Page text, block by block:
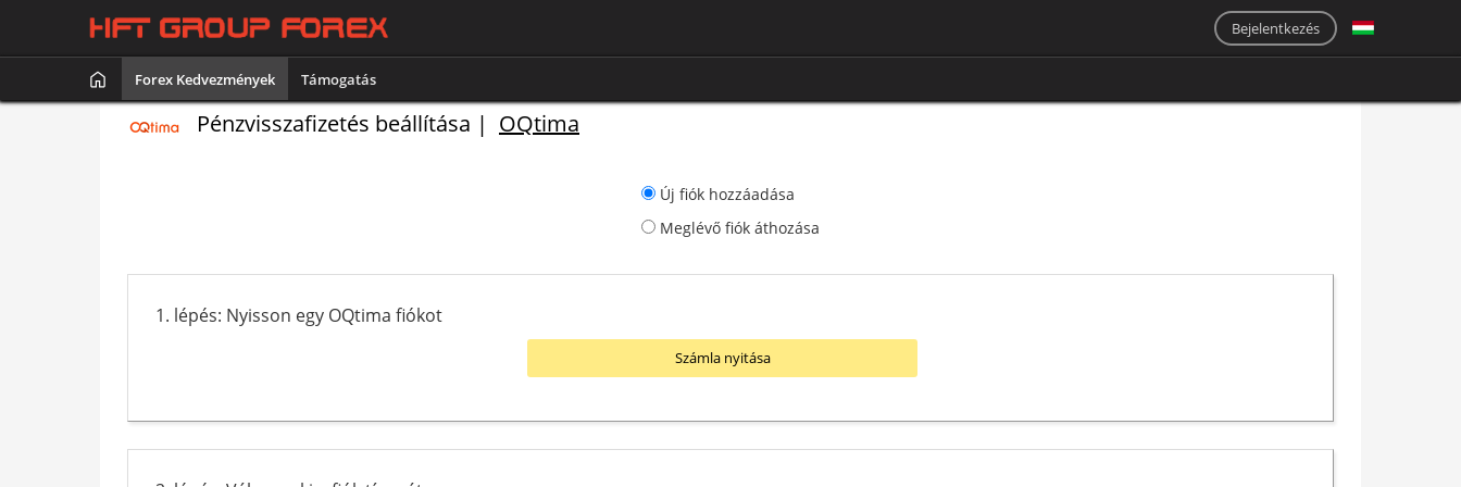
Bejelentkezés
Forex Kedvezmények Támogatás
Pénzvisszafizetés beállítása | OQtima
Új fiók hozzáadása
Meglévő fiók áthozása
1. lépés: Nyisson egy OQtima fiókot
Számla nyitása